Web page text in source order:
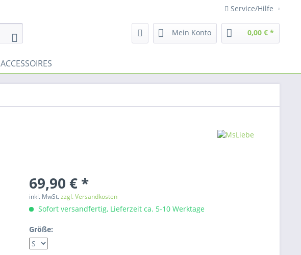
Service/Hilfe
Mein Konto 0,00 € *
ACCESSOIRES
69,90 € *
inkl. MwSt.zzgl. Versandkosten
Sofort versandfertig, Lieferzeit ca. 5-10 Werktage
Größe: